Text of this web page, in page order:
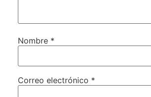
Nombre *
Correo electrónico *